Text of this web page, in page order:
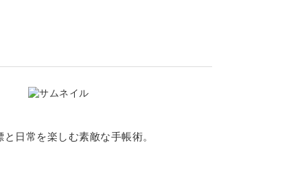
日常を楽しむ素敵な手帳術。